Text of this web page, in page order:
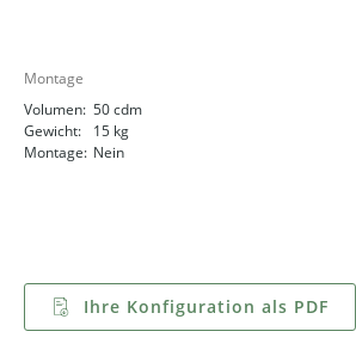
Montage
Volumen: 50 cdm
Gewicht:
15 kg
Montage: Nein
Ihre Konfiguration als PDF